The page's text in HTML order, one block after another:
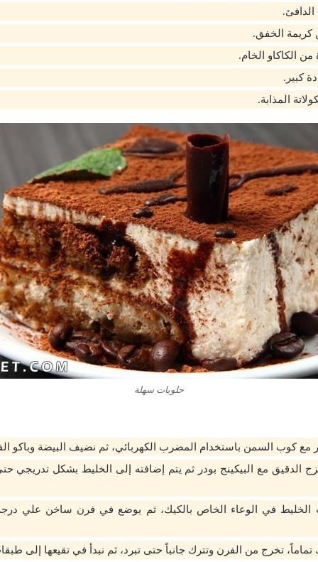
الخفق.
المذابة.
حلويات سهلة
مع كوب السمن باستخدام المضرب الكهربائي، ثم نضيف البيضة وباكو
الدقيق مع البيكينج بودر ثم يتم إضافته إلى الخليط بشكل تدريجي
في الوعاء الخاص بالكيك، ثم يوضع في فرن ساخن علي
تماماً، تخرج من الفرن وتترك جانباً حتى تبرد، ثم نبدأ في تقيعها إلى